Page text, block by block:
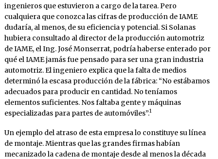
ingenieros que estuvieron a cargo de la tarea. Pero
cualquiera que conozca las cifras de producción de IAME
dudaría, al menos, de su eficiencia y potencial. Si Solanas
hubiera consultado al director de la producción automotriz
de IAME, el Ing. José Monserrat, podría haberse enterado por
qué el IAME jamás fue pensado para ser una gran industria
automotriz. El ingeniero explica que la falta de medios
determinó la escasa producción de la fábrica: “No estábamos
adecuados para producir en cantidad. No teníamos
elementos suficientes. Nos faltaba gente y máquinas
especializadas para partes de automóviles”.1
Un ejemplo del atraso de esta empresa lo constituye su línea
de montaje. Mientras que las grandes firmas habían
mecanizado la cadena de montaje desde al menos la década